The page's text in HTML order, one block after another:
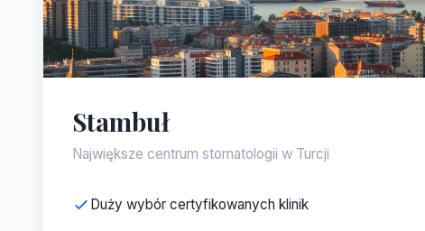
Stambuł
Największe centrum stomatologii w Turcji
Duży wybór certyfikowanych klinik